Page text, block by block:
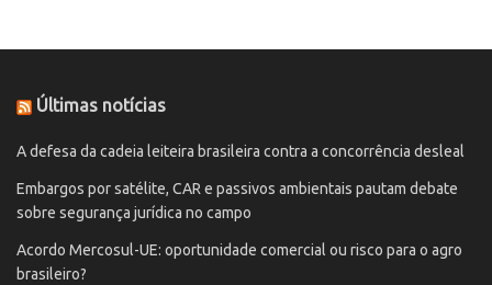
Últimas notícias
A defesa da cadeia leiteira brasileira contra a concorrência desleal
Embargos por satélite, CAR e passivos ambientais pautam debate
sobre segurança jurídica no campo
Acordo Mercosul-UE: oportunidade comercial ou risco para o agro
brasileiro?